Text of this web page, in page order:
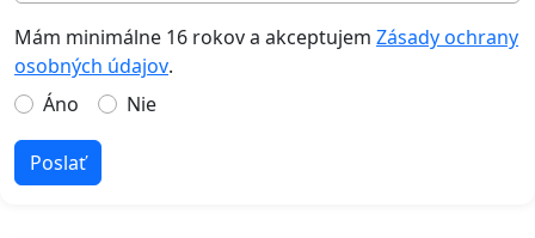
Mám minimálne 16 rokov a akceptujem Zásady ochrany
osobných údajov.
Áno
Nie
Poslať